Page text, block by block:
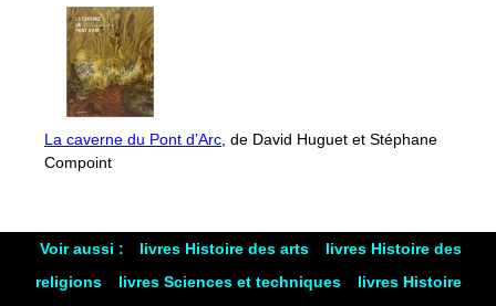
La caverne du Pont d’Arc, de David Huguet et Stéphane
Compoint
Voir aussi : livres Histoire des arts
livres Histoire des
religions
livres Sciences et techniques
livres Histoire